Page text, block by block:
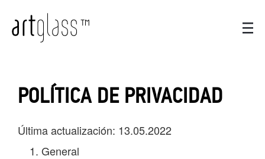
POLÍTICA DE PRIVACIDAD
Última actualización: 13.05.2022
General